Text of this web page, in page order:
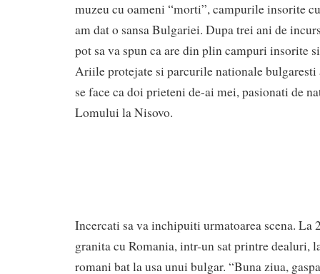
muzeu cu oameni “morti”, campurile insorite
am dat o sansa Bulgariei. Dupa trei ani de
pot sa va spun ca are din plin campuri insorite
Ariile protejate si parcurile nationale bulgaresti
se face ca doi prieteni de-ai mei, pasionati de
Lomului la Nisovo.
Incercati sa va inchipuiti urmatoarea scena. La
granita cu Romania, intr-un sat printre dealuri,
romani bat la usa unui bulgar. “Buna ziua,